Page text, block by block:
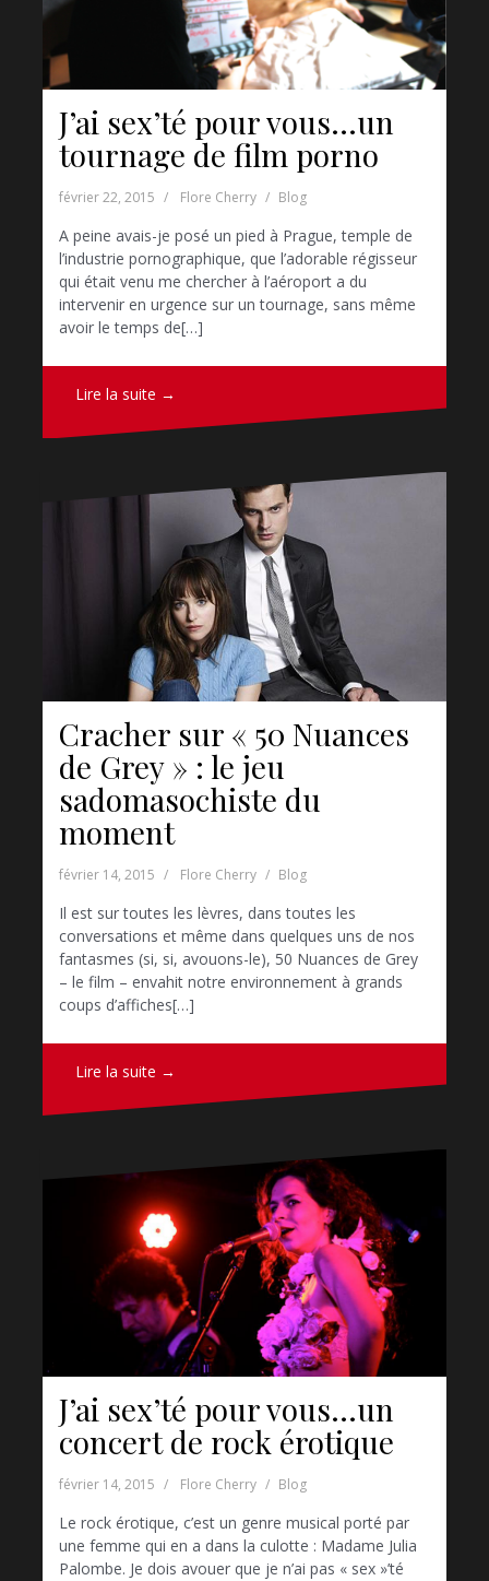
J’ai sex’té pour vous…un
tournage de film porno
février 22, 2015 Flore Cherry Blog
A peine avais-je posé un pied à Prague, temple de
l’industrie pornographique, que l’adorable régisseur
qui était venu me chercher à l’aéroport a du
intervenir en urgence sur un tournage, sans même
avoir le temps de[…]
Lire la suite →
Cracher sur « 50 Nuances
de Grey » : le jeu
sadomasochiste du
moment
février 14, 2015 Flore Cherry Blog
Il est sur toutes les lèvres, dans toutes les
conversations et même dans quelques uns de nos
fantasmes (si, si, avouons-le), 50 Nuances de Grey
– le film – envahit notre environnement à grands
coups d’affiches[…]
Lire la suite →
J’ai sex’té pour vous…un
concert de rock érotique
février 14, 2015 Flore Cherry Blog
Le rock érotique, c’est un genre musical porté par
une femme qui en a dans la culotte : Madame Julia
Palombe. Je dois avouer que je n’ai pas « sex »’té